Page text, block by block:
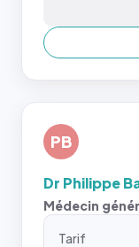
PB
Dr Philippe
Médecin
Tarif